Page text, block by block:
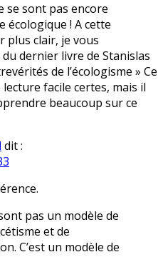
se sont pas encore
écologique ! A cette
plus clair, je vous
dernier livre de Stanislas
de l’écologisme » Ce
lecture facile certes, mais il
beaucoup sur ce
dit :
pas un modèle de
et de
C’est un modèle de